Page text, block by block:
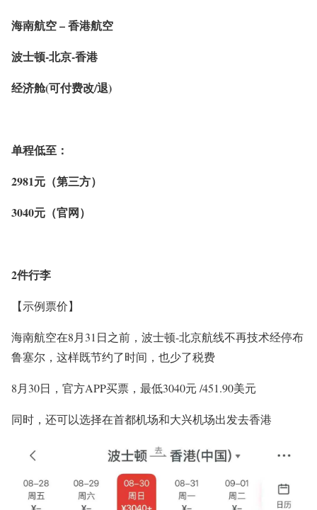
海南航空 – 香港航空
波士顿-北京-香港
经济舱(可付费改/退)
单程低至：
2981元（第三方）
3040元（官网）
2件行李
【示例票价】
海南航空在8月31日之前，波士顿-北京航线不再技术经停布
鲁塞尔，这样既节约了时间，也少了税费
8月30日，官方APP买票，最低3040元 /451.90美元
同时，还可以选择在首都机场和大兴机场出发去香港